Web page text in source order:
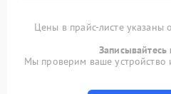
Цены в прайс-листе указаны
Записывайтесь
Мы проверим ваше устройство